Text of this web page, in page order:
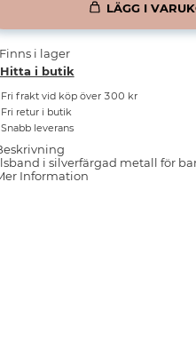
LÄGG I
Finns i lager
Hitta i butik
Fri frakt vid köp över 300 kr
Fri retur i butik
Snabb leverans
i silverfärgad metall för
Information